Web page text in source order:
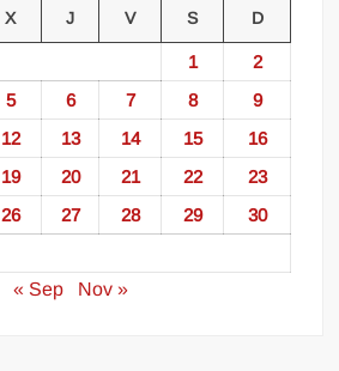
X J V S D
1
2
5 6 7 8
9
12 13 14 15
16
19 20 21 22
23
26 27 28 29
30
« Sep
Nov »